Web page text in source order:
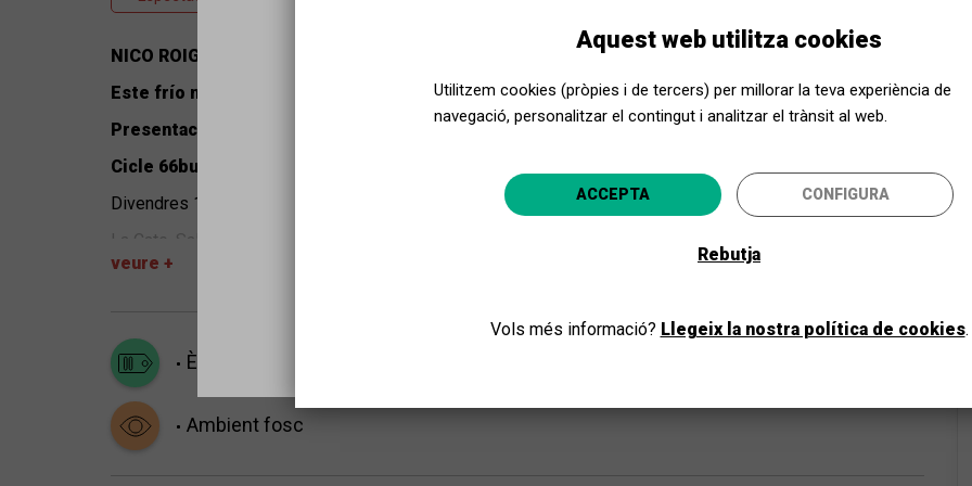
NICO ROIG
Este frío no vale nada
Presentació del nou disc
Cicle 66butaques
Divendres 17 de febrer, 21 h
La Cate. Sala Toni Montal
Nico Roig (Barcelona, 1976) treballa com a productor, instrumentista i composant per encàrrec, però és
realment escrivint i composant cançons on troba la seva veu més lliure i personal. Li agrada definir-se
irònicament com “Cantautor de protesta psicològica”. Després de quatre discos publicats entre 2011 i
veure +
Èxit entre els joves
Ambient fosc
Apropa Cultura, encara més a prop!
Aquest web utilitza cookies
Utilitzem cookies (pròpies i de tercers) per millorar la teva experiència de
navegació, personalitzar el contingut i analitzar el trànsit al web.
ACCEPTA CONFIGURA
Rebutja
Vols més informació? Llegeix la nostra política de cookies.